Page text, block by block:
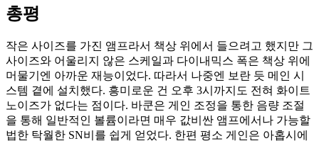
총평
작은 사이즈를 가진 앰프라서 책상 위에서 들으려고 했지만 그
사이즈와 어울리지 않은 스케일과 다이내믹스 폭은 책상 위에
머물기엔 아까운 재능이었다. 따라서 나중엔 보란 듯 메인 시
스템 곁에 설치했다. 흥미로운 건 오후 3시까지도 전혀 화이트
노이즈가 없다는 점이다. 바쿤은 게인 조정을 통한 음량 조절
을 통해 일반적인 볼륨이라면 매우 값비싼 앰프에서나 가능할
법한 탁월한 SN비를 쉽게 얻었다. 한편 평소 게인은 아홉시에